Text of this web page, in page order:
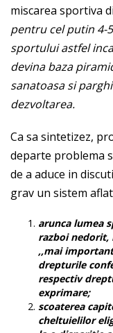
miscarea sportiva
pentru cel putin 4-
sportului astfel
devina baza
sanatoasa si
dezvoltarea.
Ca sa sintetizez,
departe problema
de a aduce in
grav un sistem
arunca lumea
razboi nedorit,
,,mai
drepturile
respectiv
exprimare;
scoaterea
cheltuielilor